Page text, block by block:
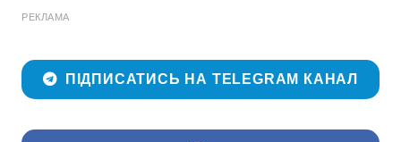
РЕКЛАМА
ПІДПИСАТИСЬ НА TELEGRAM КАНАЛ